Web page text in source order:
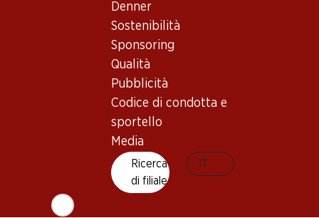
Denner
Sostenibilità
Sponsoring
Qualità
Pubblicità
Codice di condotta e
sportello
Media
Ricerca
di filiale
Buono a sapersi
Aragonês (Tempranillo)
Maturità di beva
1–3 anni